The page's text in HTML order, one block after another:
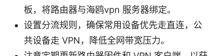
板，将路由器与海鸥vpn 服务器绑定。
设置分流规则，确保常用设备优先走直连，公
共设备走 VPN，降低全网带宽压力。